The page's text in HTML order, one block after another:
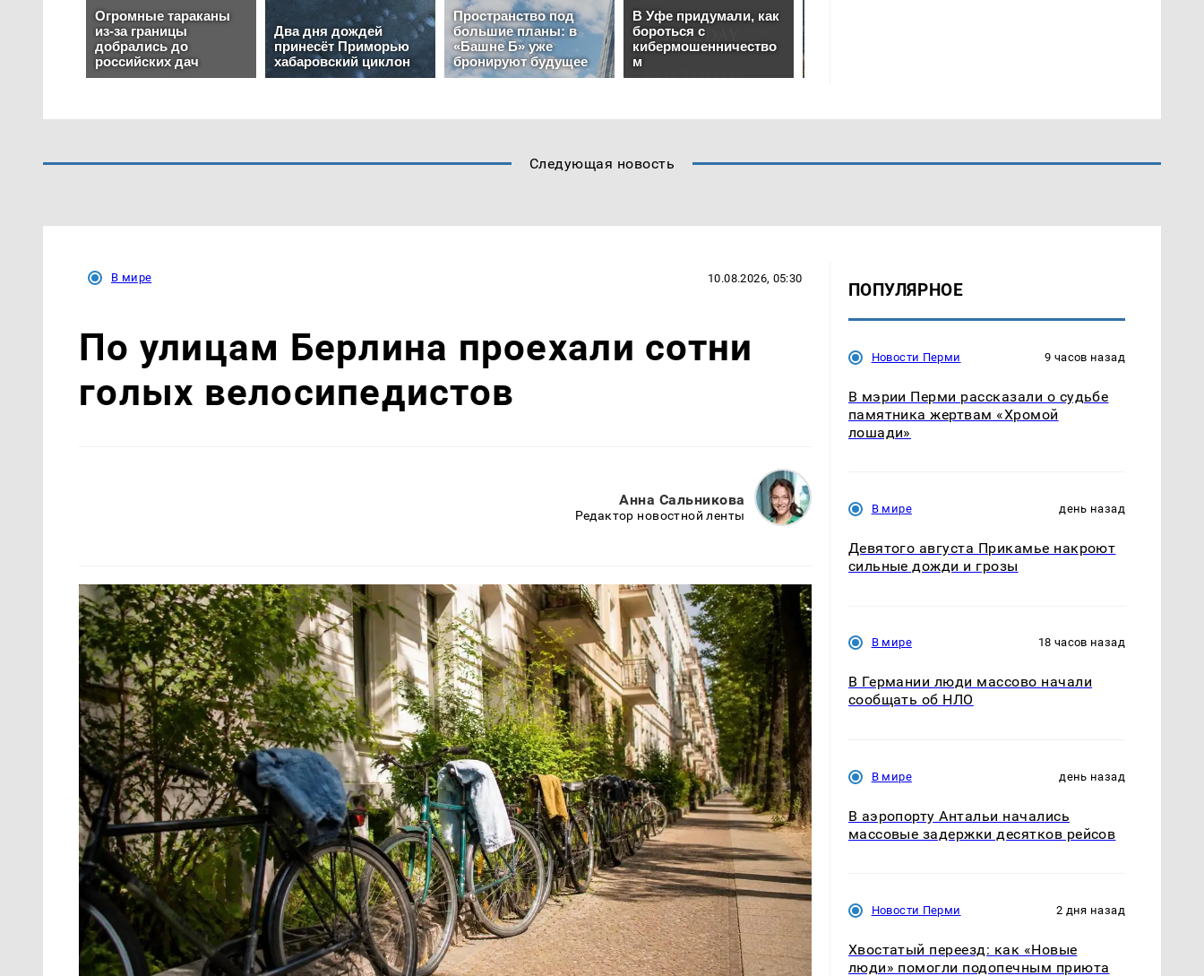
Следующая новость
В мире 10.08.2026, 05:30
По улицам Берлина проехали сотни
голых велосипедистов
Анна Сальникова
Редактор новостной ленты
ПОПУЛЯРНОЕ
Новости Перми 9 часов назад
В мэрии Перми рассказали о судьбе
памятника жертвам «Хромой
лошади»
В мире день назад
Девятого августа Прикамье накроют
сильные дожди и грозы
В мире 18 часов назад
В Германии люди массово начали
сообщать об НЛО
В мире день назад
В аэропорту Антальи начались
массовые задержки десятков рейсов
Новости Перми 2 дня назад
Хвостатый переезд: как «Новые
люди» помогли подопечным приюта